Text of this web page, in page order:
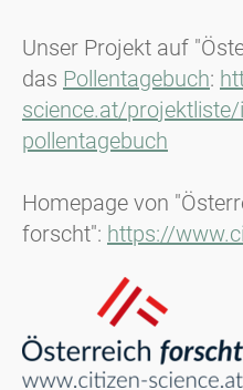
Unser Projekt auf
das Pollentagebuch:
science.at/
pollentagebuch
Homepage von
forscht": https://